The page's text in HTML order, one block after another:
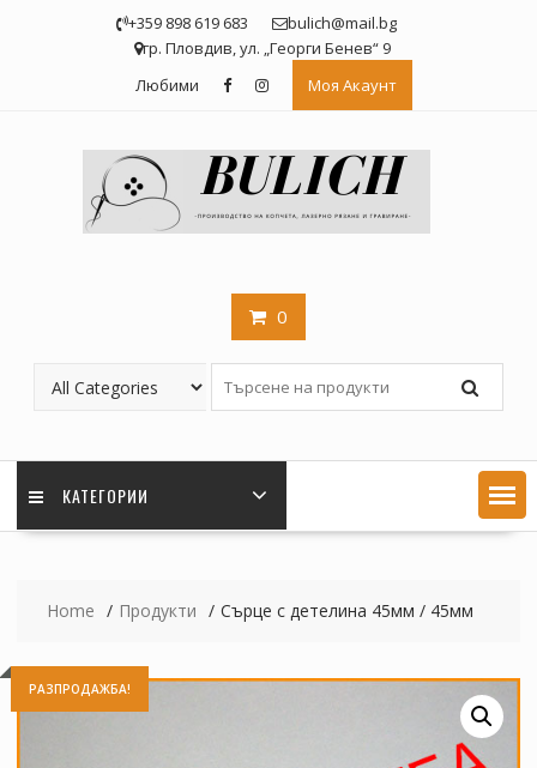
+359 898 619 683
bulich@mail.bg
гр. Пловдив, ул. „Георги Бенев“ 9
Любими
Моя Акаунт
0
КАТЕГОРИИ
Home Продукти Сърце с детелина 45мм / 45мм
РАЗПРОДАЖБА!